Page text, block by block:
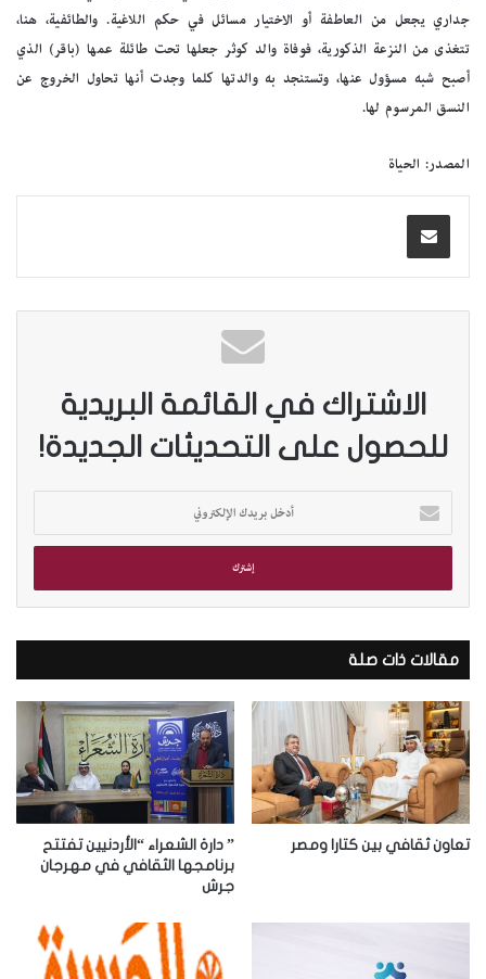
جداري يجعل من العاطفة أو الاختيار مسائل في حكم اللاغية. والطائفية، هنا،
تتغذى من النزعة الذكورية، فوفاة والد كوثر جعلها تحت طائلة عمها (باقر) الذي
أصبح شبه مسؤول عنها، وتستنجد به والدتها كلما وجدت أنها تحاول الخروج عن
النسق المرسوم لها.
المصدر: الحياة
الاشتراك في القائمة البريدية
للحصول على التحديثات الجديدة!
خ
ب
ي
د
ك
ا
ل
إ
ل
ت
ر
مقالات ذات صلة
تعاون ثقافي بين كتارا ومصر
” دارة الشعراء “الأردنيين تفتتح
برنامجها الثقافي في مهرجان
جرش